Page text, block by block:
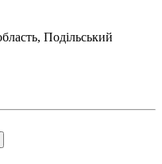
Подільський